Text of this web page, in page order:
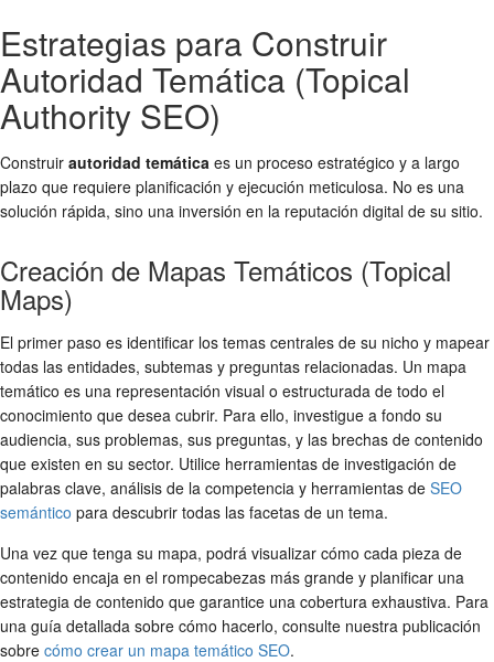
Estrategias para Construir
Autoridad Temática (Topical
Authority SEO)
Construir autoridad temática es un proceso estratégico y a largo
plazo que requiere planificación y ejecución meticulosa. No es una
solución rápida, sino una inversión en la reputación digital de su sitio.
Creación de Mapas Temáticos (Topical
Maps)
El primer paso es identificar los temas centrales de su nicho y mapear
todas las entidades, subtemas y preguntas relacionadas. Un mapa
temático es una representación visual o estructurada de todo el
conocimiento que desea cubrir. Para ello, investigue a fondo su
audiencia, sus problemas, sus preguntas, y las brechas de contenido
que existen en su sector. Utilice herramientas de investigación de
palabras clave, análisis de la competencia y herramientas de SEO
semántico para descubrir todas las facetas de un tema.
Una vez que tenga su mapa, podrá visualizar cómo cada pieza de
contenido encaja en el rompecabezas más grande y planificar una
estrategia de contenido que garantice una cobertura exhaustiva. Para
una guía detallada sobre cómo hacerlo, consulte nuestra publicación
sobre cómo crear un mapa temático SEO.